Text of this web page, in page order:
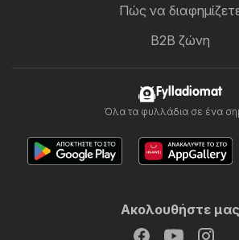
Πώς να
B2B ζώνη
Fylladiomat
Όλα τα φυλλάδια σε ένα
Ακολουθήστε μας